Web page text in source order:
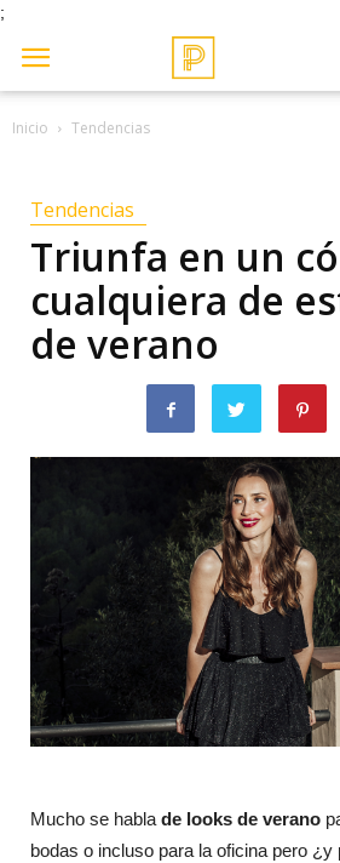
;
Inicio Tendencias
Tendencias
Triunfa en un
cualquiera de
de verano
Mucho se hablade looks de verano
bodas o incluso para la oficina pero ¿y